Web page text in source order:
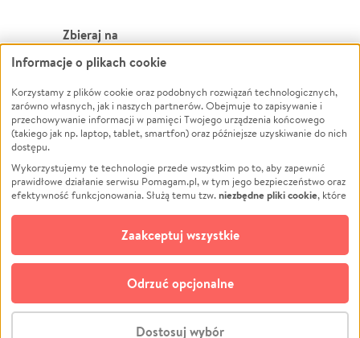
Zbieraj na
Leczenie
Zwierzęta
Pożar
Ukraina
Pomoc Finansowa
Projekty
Pogrzeb
Społeczność lokalna
Kultura
Powódź
Wichura
NGO
Edukacja
Podróż
Impreza
Ochrona środowiska
Biznes
© CROWDING SP. Z O.O.
Informacje o plikach cookie
Korzystamy z plików cookie oraz podobnych rozwiązań technologicznych,
zarówno własnych, jak i naszych partnerów. Obejmuje to zapisywanie i
przechowywanie informacji w pamięci Twojego urządzenia końcowego
(takiego jak np. laptop, tablet, smartfon) oraz późniejsze uzyskiwanie do nich
dostępu.
Wykorzystujemy te technologie przede wszystkim po to, aby zapewnić
prawidłowe działanie serwisu Pomagam.pl, w tym jego bezpieczeństwo oraz
efektywność funkcjonowania. Służą temu tzw.niezbędne pliki cookie, które
opcjonalnych plików cookie
technologii do celów analitycznych i retargetingowych. Możesz wyrazić
zgodę na ich stosowanie lub jej odmówić. W dowolnym momencie masz
możliwość zmiany swoich preferencji na stronie „Zarządzaj zgodami cookie”,
do której link znajdziesz w stopce serwisu Pomagam.pl. Opcjonalne pliki
cookie wykorzystywane są w następujących celach:
działanie serwisu Pomagam.pl. Dzięki nim możemy zrozumieć, jak
Dostosuj wybór
Odrzuć opcjonalne
Zaakceptuj wszystkie